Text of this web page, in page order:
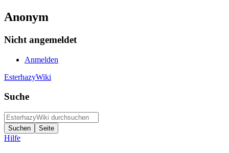
Anonym
Nicht angemeldet
Anmelden
EsterhazyWiki
Suche
Hilfe